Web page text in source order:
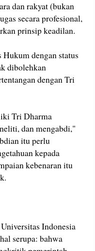
dan rakyat (bukan
secara profesional,
prinsip keadilan.
dengan status
dibolehkan
dengan Tri
Tri Dharma
dan mengabdi,"
itu perlu
kepada
kebenaran itu
Indonesia
serupa: bahwa